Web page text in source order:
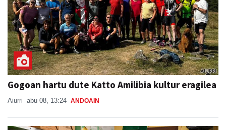
Gogoan hartu dute Katto Amilibia kultur eragilea
Aiurri abu 08, 13:24 ANDOAIN